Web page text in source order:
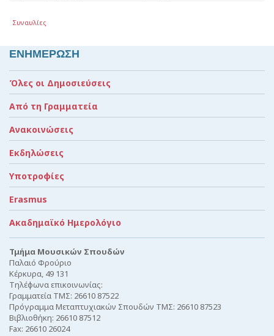
Συναυλίες
ΕΝΗΜΕΡΩΣΗ
Όλες οι Δημοσιεύσεις
Από τη Γραμματεία
Ανακοινώσεις
Εκδηλώσεις
Υποτροφίες
Erasmus
Ακαδημαϊκό Ημερολόγιο
Τμήμα Μουσικών Σπουδών
Παλαιό Φρούριο
Κέρκυρα, 49 131
Τηλέφωνα επικοινωνίας:
Γραμματεία ΤΜΣ: 26610 87522
Πρόγραμμα Μεταπτυχιακών Σπουδών ΤΜΣ: 26610 87523
Βιβλιοθήκη: 26610 87512
Fax: 26610 26024